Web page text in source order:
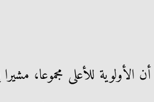
الأولوية للأعلى مجموعا،